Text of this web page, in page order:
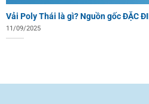
Vải Poly Thái là gì? Nguồn gốc ĐẶC
11/09/2025